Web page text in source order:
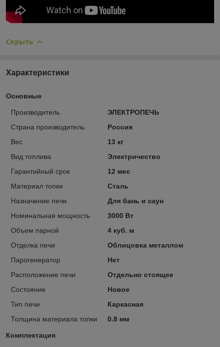
Скрыть
Характеристики
Основные
Производитель
ЭЛЕКТРОПЕЧЬ
Страна производитель
Россия
Вес
13 кг
Вид топлива
Электричество
Гарантийный срок
12 мес
Материал топки
Сталь
Назначение печи
Для бань и саун
Номинальная мощность
3000 Вт
Объем парной
4 куб. м
Отделка печи
Облицовка металлом
Парогенератор
Нет
Расположение печи
Отдельно стоящее
Состояние
Новое
Тип печи
Каркасная
Толщина материала топки
0.8 мм
Комплектация